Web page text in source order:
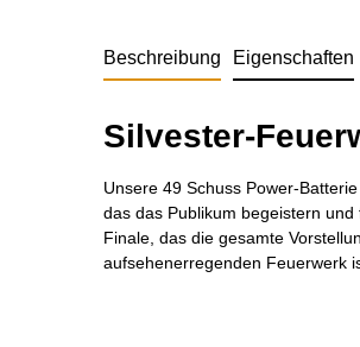
Beschreibung Eigenschaften
Silvester-
Unsere 49 Schuss Power-
das das Publikum begeistern
Finale, das die gesamte
aufsehenerregenden Feuerwerk